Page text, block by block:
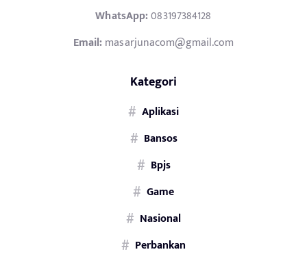
WhatsApp:083197384128
Email:masarjunacom@gmail.com
Kategori
Aplikasi
Bansos
Bpjs
Game
Nasional
Perbankan